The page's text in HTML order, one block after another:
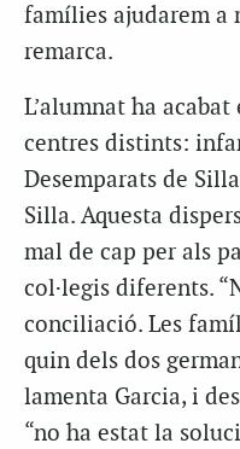
famílies ajudarem a
remarca.
L’alumnat ha
centres distints:
Desemparats de
Silla. Aquesta
mal de cap per als
col·legis diferents.
conciliació. Les
quin dels dos
lamenta Garcia, i
“no ha estat la